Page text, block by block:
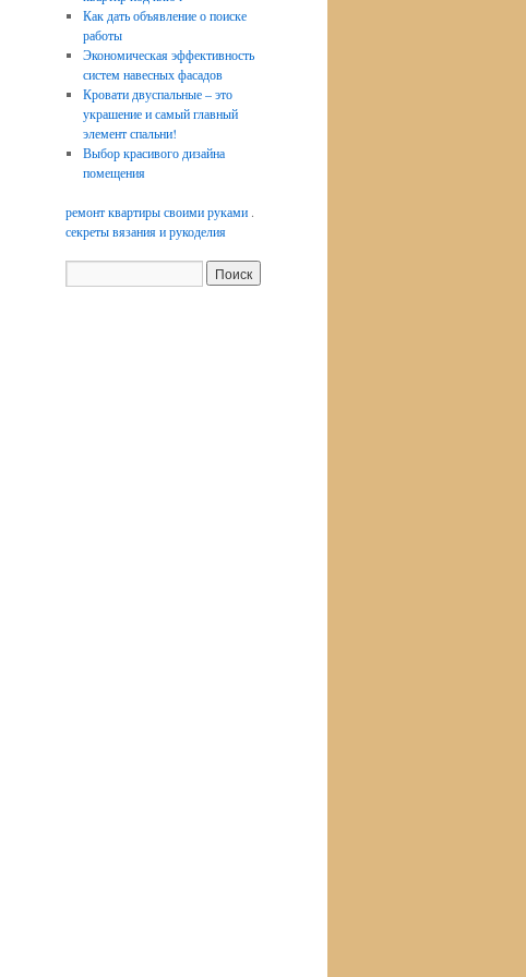
Как дать объявление о поиске
работы
Экономическая эффективность
систем навесных фасадов
Кровати двуспальные – это
украшение и самый главный
элемент спальни!
Выбор красивого дизайна
помещения
ремонт квартиры своими руками .
секреты вязания и рукоделия